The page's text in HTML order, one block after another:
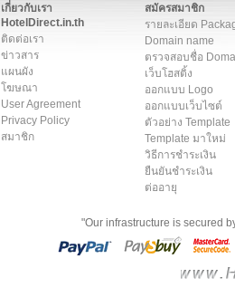
เกี่ยวกับเรา
HotelDirect.in.th
ติดต่อเรา
ข่าวสาร
แผนผัง
โฆษณา
User Agreement
Privacy Policy
สมาชิก
สมัครสมาชิก
รายละเอียด
Domain name
ตรวจสอบชื่อ
เว็บโฮสติ้ง
ออกแบบ Logo
ออกแบบเว็บไซต์
ตัวอย่าง Template
Template มาใหม่
วิธีการชำระเงิน
ยืนยันชำระเงิน
ต่ออายุ
"Our infrastructure is secured